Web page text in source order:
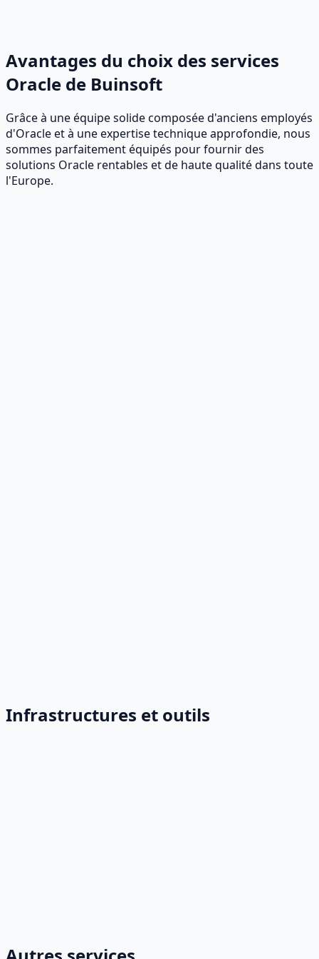
Avantages du choix des services
Oracle de Buinsoft
Grâce à une équipe solide composée d'anciens employés
d'Oracle et à une expertise technique approfondie, nous
sommes parfaitement équipés pour fournir des
solutions Oracle rentables et de haute qualité dans toute
l'Europe.
Infrastructures et outils